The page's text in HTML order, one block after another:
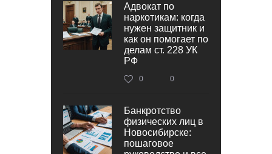
Адвокат по
наркотикам: когда
нужен защитник и
как он помогает по
делам ст. 228 УК
РФ
0 0
Банкротство
физических лиц в
Новосибирске:
пошаговое